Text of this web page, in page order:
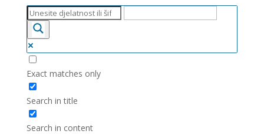
Exact matches only
Search in title
Search in content